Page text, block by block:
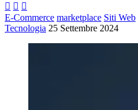
  
E-Commerce marketplace Siti Web
Tecnologia 25 Settembre 2024